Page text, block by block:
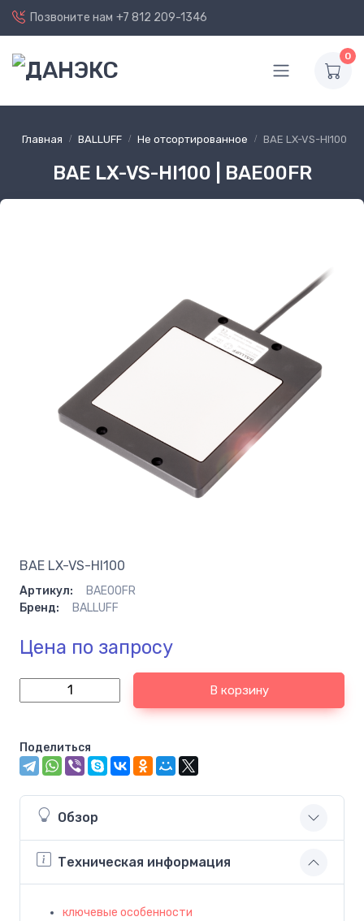
Позвоните нам +7 812 209-1346
0
Главная BALLUFF Не отсортированное BAE LX-VS-HI100
BAE LX-VS-HI100 | BAE00FR
BAE LX-VS-HI100
Артикул:
BAE00FR
Бренд:
BALLUFF
Цена по запросу
В корзину
Поделиться
Обзор
Техническая информация
ключевые особенности